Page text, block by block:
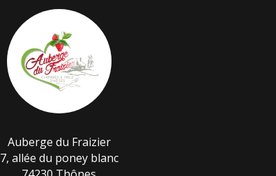
Auberge du Fraizier
7, allée du poney blanc